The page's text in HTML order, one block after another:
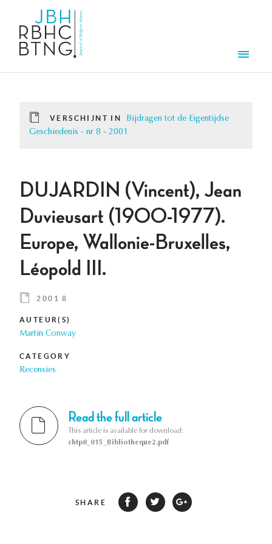
VERSCHIJNT IN
Bijdragen tot de Eigentijdse
Geschiedenis - nr 8 - 2001
DUJARDIN (Vincent), Jean
Duvieusart (1900-1977).
Europe, Wallonie-Bruxelles,
Léopold III.
2001 8
AUTEUR(S)
Martin Conway
CATEGORY
Recensies
Read the full article
This article is available for download:
chtp8_015_Bibliotheque2.pdf
SHARE